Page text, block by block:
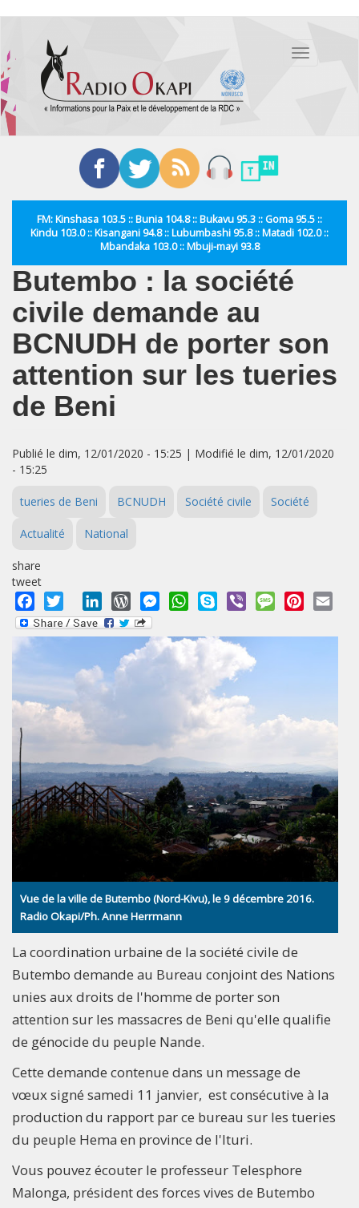
contenu
principal
Toggle
FM: Kinshasa 103.5 :: Bunia 104.8 :: Bukavu 95.3 :: Goma 95.5 ::
Kindu 103.0 :: Kisangani 94.8 :: Lubumbashi 95.8 :: Matadi 102.0 ::
Mbandaka 103.0 :: Mbuji-mayi 93.8
Butembo : la société
civile demande au
BCNUDH de porter son
attention sur les tueries
de Beni
Publié le dim, 12/01/2020 - 15:25 | Modifié le dim, 12/01/2020
- 15:25
tueries de Beni BCNUDH Société civile Société
Actualité National
share
tweet
Facebook
Twitter LinkedInWordPressMessengerWhatsApp
Skype Viber MessagePinterest
Vue de la ville de Butembo (Nord-Kivu), le 9 décembre 2016.
Radio Okapi/Ph. Anne Herrmann
La coordination urbaine de la société civile de
Butembo demande au Bureau conjoint des Nations
unies aux droits de l'homme de porter son
attention sur les massacres de Beni qu'elle qualifie
de génocide du peuple Nande.
Cette demande contenue dans un message de
vœux signé samedi 11 janvier, est consécutive à la
production du rapport par ce bureau sur les tueries
du peuple Hema en province de l'Ituri.
Vous pouvez écouter le professeur Telesphore
Malonga, président des forces vives de Butembo